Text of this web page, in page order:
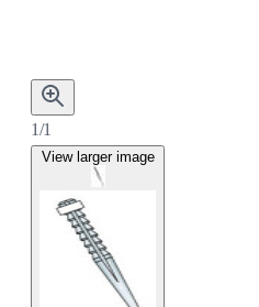
1/1
View larger image